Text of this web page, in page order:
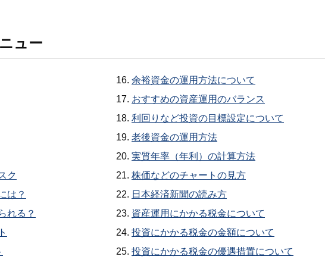
ュー
ク
は？
れる？
余裕資金の運用方法について
おすすめの資産運用のバランス
利回りなど投資の目標設定について
老後資金の運用方法
実質年率（年利）の計算方法
株価などのチャートの見方
日本経済新聞の読み方
資産運用にかかる税金について
投資にかかる税金の金額について
投資にかかる税金の優遇措置について